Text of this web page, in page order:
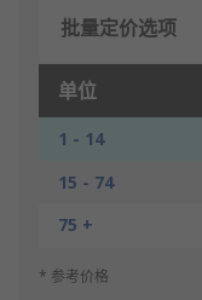
批量定价选项
单位
1 - 14
15 - 74
75 +
* 参考价格